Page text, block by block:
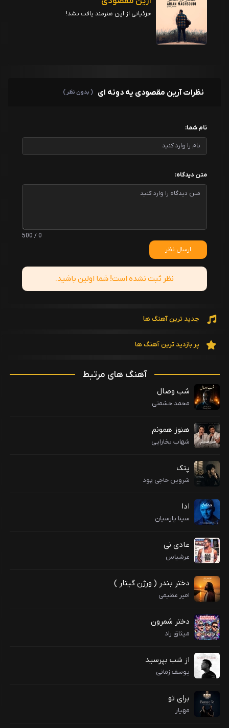
جزئیاتی از این هنرمند یافت نشد!
نظرات آرین مقصودی یه دونه ای ( بدون نظر )
نام شما:
متن دیدگاه:
0 / 500
ارسال نظر
نظر ثبت نشده است! شما اولین باشید.
جدید ترین آهنگ ها
پر بازدید ترین آهنگ ها
آهنگ های مرتبط
شب وصال
محمد حشمتی
هنوز همونم
شهاب بخارایی
پتک
شروین حاجی پود
ادا
سینا پارسیان
عادی نی
عرشیاس
دختر بندر ( ورژن گیتار )
امیر عظیمی
دختر شمرون
میثاق راد
از شب بپرسید
یوسف زمانی
برای تو
مهیار